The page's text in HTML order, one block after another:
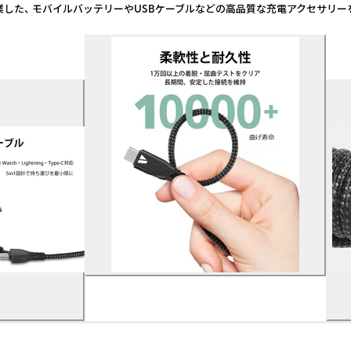
モバイルバッテリーやUSBケーブルなどの高品質な充電アク